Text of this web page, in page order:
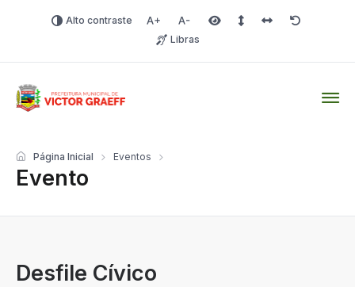
Alto contraste Aumentar fonte
Diminuir fonteÁrea selecionada
Espaçamento de linha
Espaço dos
Redefinir
Libras
Evento
Página Inicial Eventos
Desfile Cívico